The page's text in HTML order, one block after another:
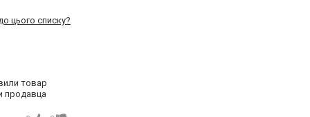
цього списку?
товар
продавца